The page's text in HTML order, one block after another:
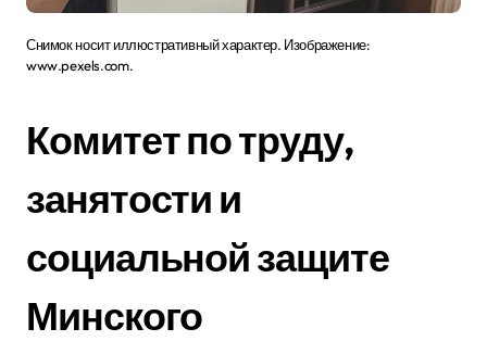
Снимок носит иллюстративный характер. Изображение:
www.pexels.com.
Комитет по труду,
занятости и
социальной защите
Минского